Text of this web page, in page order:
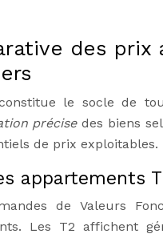
des
constitue le socle de
précisedes biens
de prix exploitables.
appartements
de Valeurs
Les T2 affichent